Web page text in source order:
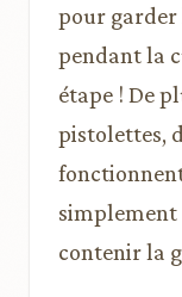
pour
pendant la
étape ! De
pistolettes,
simplement
contenir la